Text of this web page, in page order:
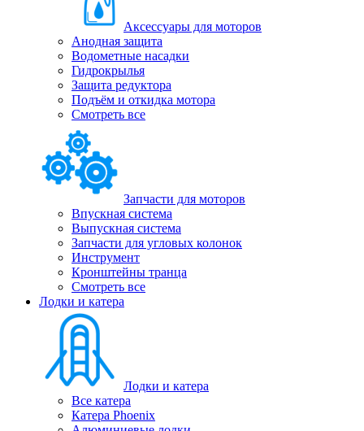
Аксессуары для моторов
Анодная защита
Водометные насадки
Гидрокрылья
Защита редуктора
Подъём и откидка мотора
Смотреть все
Запчасти для моторов
Впускная система
Выпускная система
Запчасти для угловых колонок
Инструмент
Кронштейны транца
Смотреть все
Лодки и катера
Лодки и катера
Все катера
Катера Phoenix